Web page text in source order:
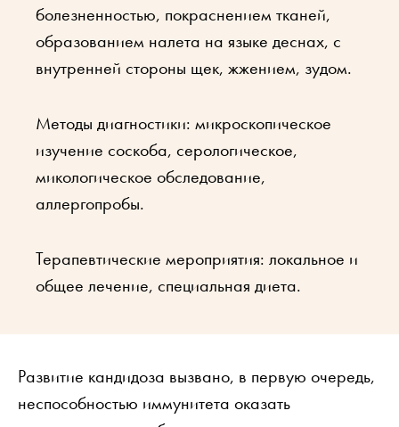
болезненностью, покраснением тканей,
образованием налета на языке деснах, с
внутренней стороны щек, жжением, зудом.
Методы диагностики: микроскопическое
изучение соскоба, серологическое,
микологическое обследование,
аллергопробы.
Терапевтические мероприятия: локальное и
общее лечение, специальная диета.
Развитие кандидоза вызвано, в первую очередь,
неспособностью иммунитета оказать